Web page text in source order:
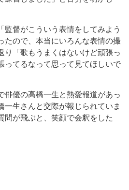
督がこういう表情をしてみよう
たので、本当にいろんな表情の撮
り「歌もうまくはないけど頑張っ
ってるなって思って見てほしいで
優の高橋一生と熱愛報道があっ
一生さんと交際が報じられていま
が飛ぶと、笑顔で会釈をした